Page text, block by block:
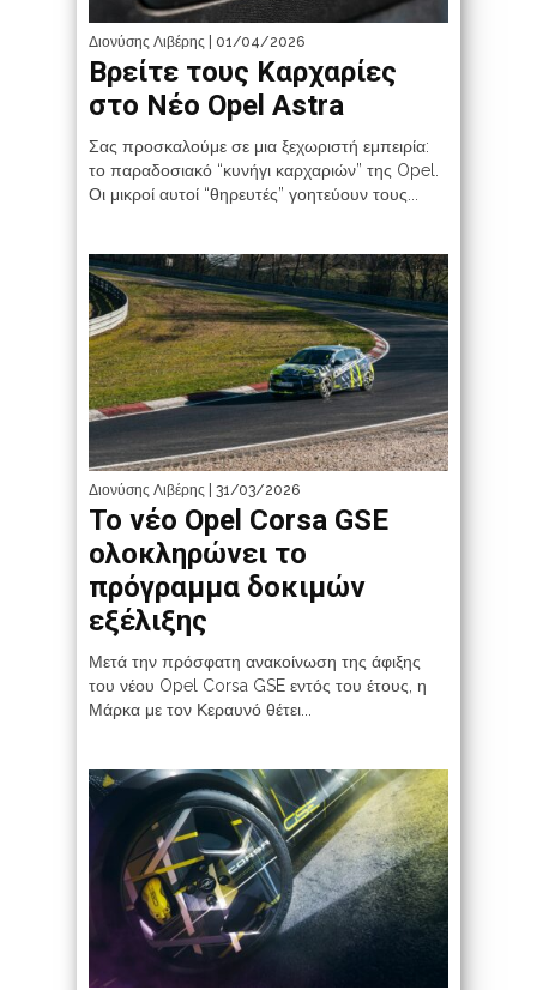
Διονύσης Λιβέρης | 01/04/2026
Βρείτε τους Καρχαρίες
στο Νέο Opel Astra
Σας προσκαλούμε σε μια ξεχωριστή εμπειρία:
το παραδοσιακό “κυνήγι καρχαριών” της Opel.
Οι μικροί αυτοί “θηρευτές” γοητεύουν τους...
Διονύσης Λιβέρης | 31/03/2026
Το νέο Opel Corsa GSE
ολοκληρώνει το
πρόγραμμα δοκιμών
εξέλιξης
Μετά την πρόσφατη ανακοίνωση της άφιξης
του νέου Opel Corsa GSE εντός του έτους, η
Μάρκα με τον Κεραυνό θέτει...